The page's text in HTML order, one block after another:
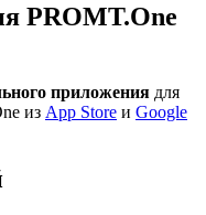
PROMT.One
приложения для
из App Store и Google